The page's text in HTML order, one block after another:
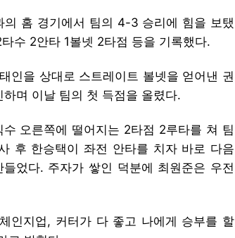
홈 경기에서 팀의 4-3 승리에 힘을 보탰
수 2안타 1볼넷 2타점 등을 기록했다.
인을 상대로 스트레이트 볼넷을 얻어낸 권
며 이날 팀의 첫 득점을 올렸다.
오른쪽에 떨어지는 2타점 2루타를 쳐 팀
후 한승택이 좌전 안타를 치자 바로 다음
었다. 주자가 쌓인 덕분에 최원준은 우전
인지업, 커터가 다 좋고 나에게 승부를 할